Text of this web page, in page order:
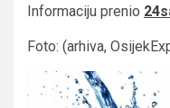
Informaciju prenio
Foto: (arhiva,